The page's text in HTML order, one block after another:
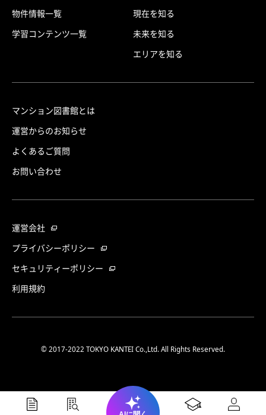
物件情報一覧
学習コンテンツ一覧
現在を知る
未来を知る
エリアを知る
マンション図書館とは
運営からのお知らせ
よくあるご質問
お問い合わせ
運営会社
プライバシーポリシー
セキュリティーポリシー
利用規約
© 2017-2022 TOKYO KANTEI Co.,Ltd. All Rights Reserved.